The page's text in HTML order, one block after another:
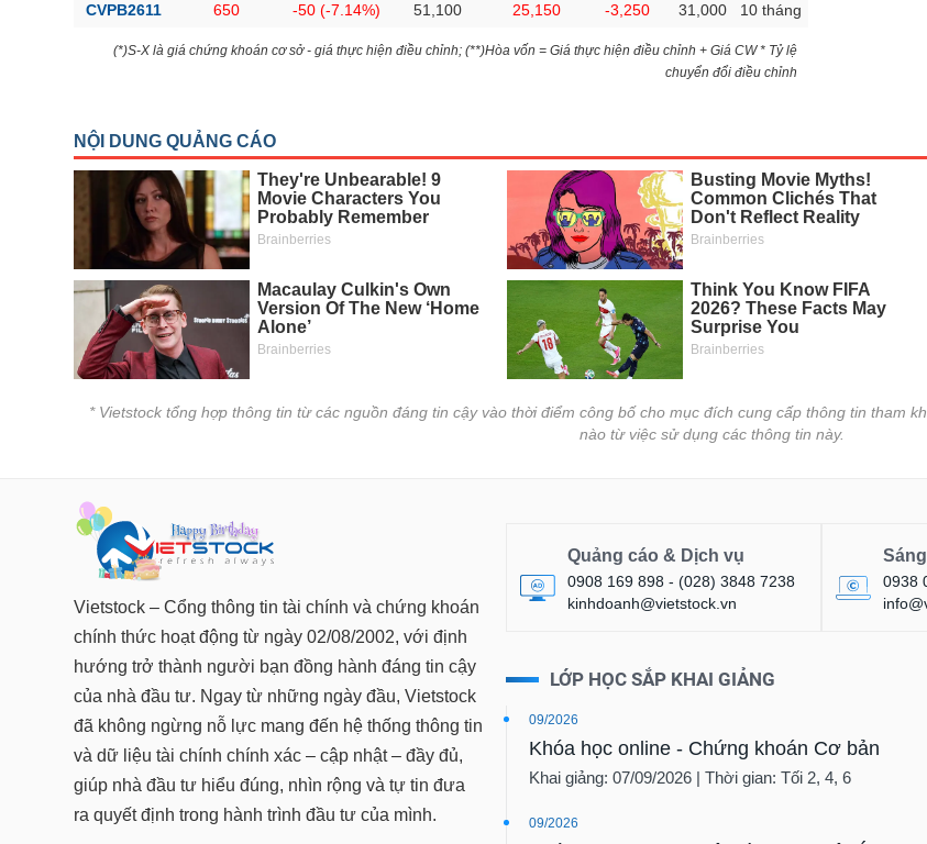
CVPB2611 650 -50 (-7.14%) 51,100 25,150 -3,250 31,000 10 tháng
(*)S-X là giá chứng khoán cơ sở - giá thực hiện điều chỉnh; (**)Hòa vốn = Giá thực hiện điều chỉnh + Giá CW * Tỷ lệ
chuyển đổi điều chỉnh
* Vietstock tổng hợp thông tin từ các nguồn đáng tin cậy vào thời điểm công bố cho mục đích cung cấp thông tin tham
nào từ việc sử dụng các thông tin này.
Vietstock – Cổng thông tin tài chính và chứng khoán
chính thức hoạt động từ ngày 02/08/2002, với định
hướng trở thành người bạn đồng hành đáng tin cậy
của nhà đầu tư. Ngay từ những ngày đầu, Vietstock
đã không ngừng nỗ lực mang đến hệ thống thông tin
và dữ liệu tài chính chính xác – cập nhật – đầy đủ,
giúp nhà đầu tư hiểu đúng, nhìn rộng và tự tin đưa
ra quyết định trong hành trình đầu tư của mình.
Quảng cáo & Dịch vụ
0908 169 898 - (028) 3848 7238
kinhdoanh@vietstock.vn
0938
LỚP HỌC SẮP KHAI GIẢNG
09/2026
Khóa học online - Chứng khoán Cơ bản
Khai giảng: 07/09/2026 | Thời gian: Tối 2, 4, 6
09/2026